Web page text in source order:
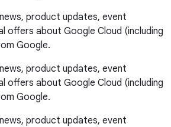
product updates, event
offers about Google Cloud (including
Google.
product updates, event
offers about Google Cloud (including
Google.
product updates, event